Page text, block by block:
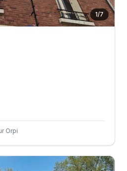
1/7
Orpi